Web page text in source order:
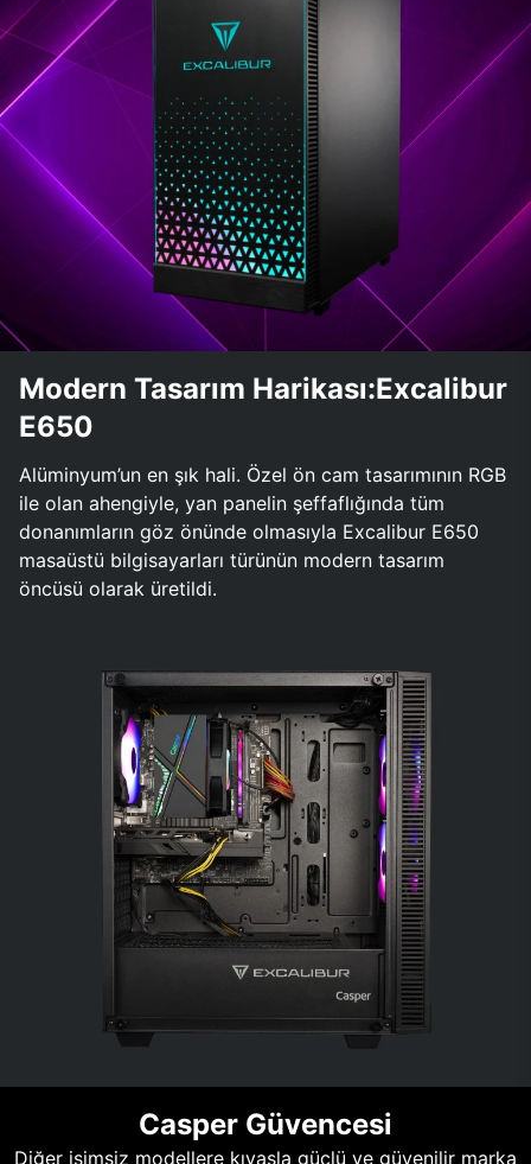
Modern Tasarım Harikası:Excalibur
E650
Alüminyum’un en şık hali. Özel ön cam tasarımının RGB
ile olan ahengiyle, yan panelin şeffaflığında tüm
donanımların göz önünde olmasıyla Excalibur E650
masaüstü bilgisayarları türünün modern tasarım
öncüsü olarak üretildi.
Casper Güvencesi
Diğer isimsiz modellere kıyasla güçlü ve güvenilir marka